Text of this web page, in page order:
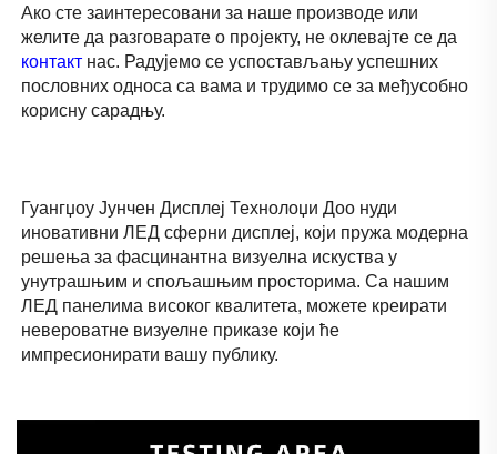
Ако сте заинтересовани за наше производе или
контакт нас. Радујемо се успостављању успешних
пословних односа са вама и трудимо се за међусобно
корисну сарадњу.
Гуангџоу Јунчен Дисплеј Технолоџи Доо нуди
иновативни ЛЕД сферни дисплеј, који пружа модерна
решења за фасцинантна визуелна искуства у
унутрашњим и спољашњим просторима. Са нашим
ЛЕД панелима високог квалитета, можете креирати
невероватне визуелне приказе који ће
импресионирати вашу публику.